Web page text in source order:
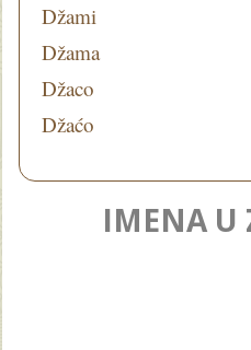
Džami
Džama
Džaco
Džaćo
IMENA U